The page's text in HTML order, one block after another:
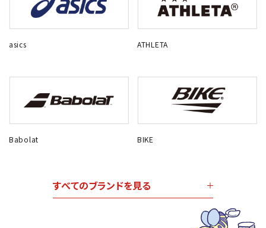
asics ATHLETA
Babolat BIKE
すべてのブランドを見る